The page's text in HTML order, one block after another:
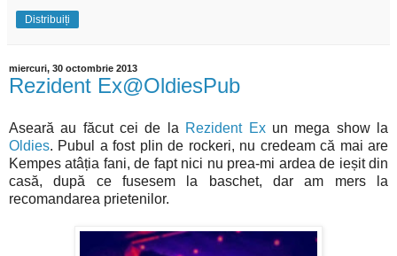
Distribuiți
miercuri, 30 octombrie 2013
Rezident Ex@OldiesPub
Aseară au făcut cei de la Rezident Exun mega show la
Oldies. Pubul a fost plin de rockeri, nu credeam că mai are
Kempes atâția fani, de fapt nici nu prea-mi ardea de ieșit din
casă, după ce fusesem la baschet, dar am mers la
recomandarea prietenilor.